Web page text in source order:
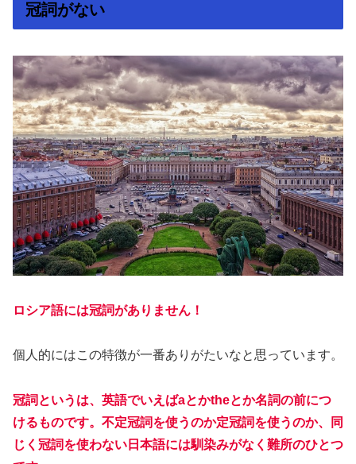
冠詞がない
ロシア語には冠詞がありません！
個人的にはこの特徴が一番ありがたいなと思っています。
冠詞というは、英語でいえばaとかtheとか名詞の前につ
けるものです。不定冠詞を使うのか定冠詞を使うのか、同
じく冠詞を使わない日本語には馴染みがなく難所のひとつ